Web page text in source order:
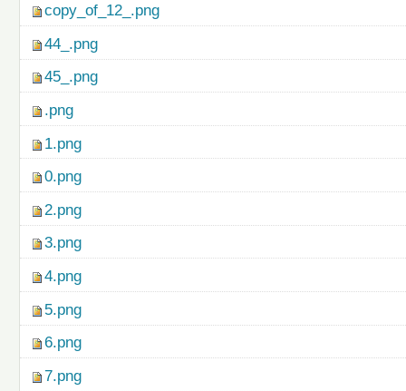
copy_of_12_.png
44_.png
45_.png
.png
1.png
0.png
2.png
3.png
4.png
5.png
6.png
7.png